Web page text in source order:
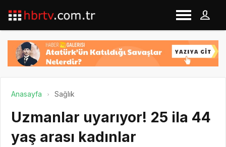
Anasayfa Sağlık
Uzmanlar uyarıyor! 25 ila 44
yaş arası kadınlar